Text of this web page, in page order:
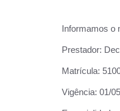
Informamos o
Prestador:
Matrícula:
Vigência: 01/